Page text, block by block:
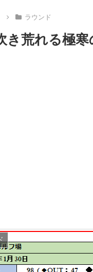
ラウンド
き荒れる極